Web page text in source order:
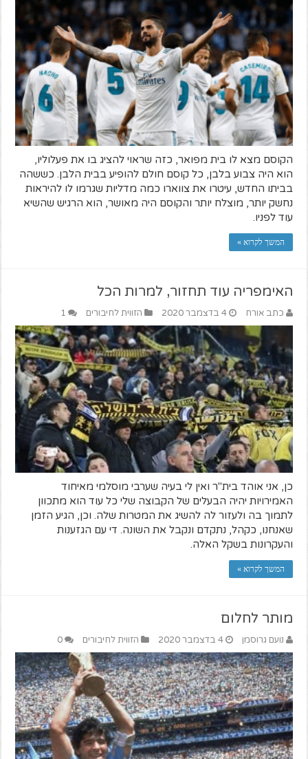
הקוסם מצא לו בית מפואר, כזה שראוי להציג בו את פעלוליו,
הוא היה צבוע בלבן, כל קוסם חולם להופיע בבית הלבן. כששהה
בביתו החדש, עיטרו את צווארו כמה מדליות שגרמו לו להיראות
נחשק יותר, מוצלח יותר והקוסם היה מאושר, הוא הרגיש שהשיא
עוד לפניו.
המשך לקרוא »
האימפריה עוד תחזור, למרות הכל
כתב אורח 4 בדצמבר 2020 הזווית לחיבורים 1
כן, אני אוהד בית"ר ואין לי בעיה שערבי מוסלמי מאיחוד
האמירויות יהיה הבעלים של הקבוצה שלי כל עוד הוא מתכוון
לתמוך בה ולעזור לה להשיג את המטרות שלה. וכן, הגיע הזמן
שאנחנו, כקהל, נתקדם ונקבל את השונה. די עם הגזענות
והעקרונות בשקל האלה.
המשך לקרוא »
מותר לחלום
נועם גרוסמן 4 בדצמבר 2020 הזווית לחיבורים 0